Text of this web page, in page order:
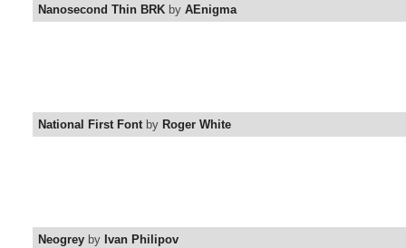
Nanosecond Thin BRK by AEnigma
National First Fontby Roger White
Neogrey by Ivan Philipov